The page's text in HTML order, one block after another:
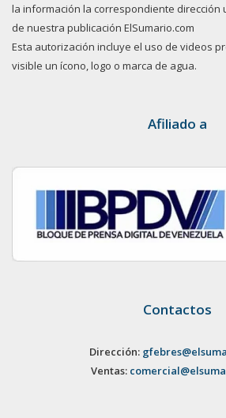
la información la correspondiente dirección
de nuestra publicación ElSumario.com
Esta autorización incluye el uso de videos
visible un ícono, logo o marca de agua.
Afiliado a
Contactos
Dirección:
Ventas: